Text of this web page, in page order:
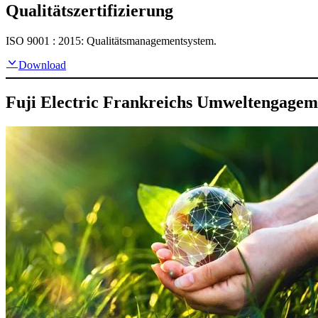
Qualitätszertifizierung
ISO 9001 : 2015: Qualitätsmanagementsystem.
Download
Fuji Electric Frankreichs